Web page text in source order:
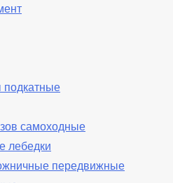
самоходные
лебедки
передвижные